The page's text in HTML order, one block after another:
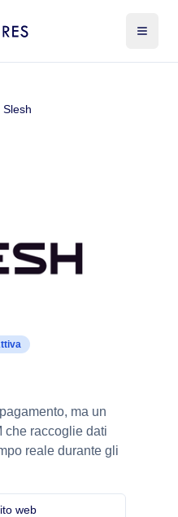
Slesh
ma un
che raccoglie dati
reale durante gli
web